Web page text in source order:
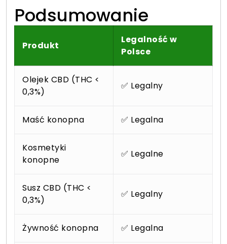
Podsumowanie
Produkt
Legalność w
Polsce
Olejek CBD (THC <
0,3%)
✅ Legalny
Maść konopna ✅ Legalna
Kosmetyki
konopne
✅ Legalne
Susz CBD (THC <
0,3%)
✅ Legalny
Żywność konopna ✅ Legalna